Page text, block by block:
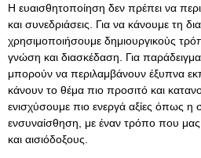
Η ευαισθητοποίηση δεν πρέπει να
και συνεδριάσεις. Για να κάνουμε τη
χρησιμοποιήσουμε δημιουργικούς
γνώση και διασκέδαση. Για
μπορούν να περιλαμβάνουν έξυπνα
κάνουν το θέμα πιο προσιτό και
ενισχύσουμε πιο ενεργά αξίες όπως η
ενσυναίσθηση, με έναν τρόπο που μας
και αισιόδοξους.